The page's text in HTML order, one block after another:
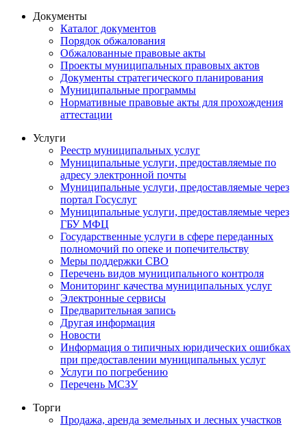
Документы
Каталог документов
Порядок обжалования
Обжалованные правовые акты
Проекты муниципальных правовых актов
Документы стратегического планирования
Муниципальные программы
Нормативные правовые акты для прохождения
аттестации
Услуги
Реестр муниципальных услуг
Муниципальные услуги, предоставляемые по
адресу электронной почты
Муниципальные услуги, предоставляемые через
портал Госуслуг
Муниципальные услуги, предоставляемые через
ГБУ МФЦ
Государственные услуги в сфере переданных
полномочий по опеке и попечительству
Меры поддержки СВО
Перечень видов муниципального контроля
Мониторинг качества муниципальных услуг
Электронные сервисы
Предварительная запись
Другая информация
Новости
Информация о типичных юридических ошибках
при предоставлении муниципальных услуг
Услуги по погребению
Перечень МСЗУ
Торги
Продажа, аренда земельных и лесных участков